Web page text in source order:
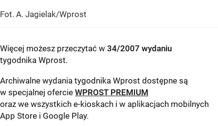
Fot. A. Jagielak/Wprost
Więcej możesz przeczytać w 34/2007 wydaniu
tygodnika Wprost.
Archiwalne wydania tygodnika Wprost dostępne są
w specjalnej ofercie WPROST PREMIUM
oraz we wszystkich e-kioskach i w aplikacjach mobilnych
App Store i Google Play.